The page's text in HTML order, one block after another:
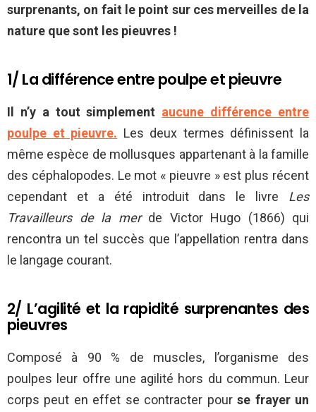
surprenants, on fait le point sur ces merveilles de la
nature que sont les pieuvres !
1/ La différence entre poulpe et pieuvre
Il n’y a tout simplement aucune différence entre
poulpe et pieuvre. Les deux termes définissent la
même espèce de mollusques appartenant à la famille
des céphalopodes. Le mot « pieuvre » est plus récent
cependant et a été introduit dans le livre Les
Travailleurs de la mer de Victor Hugo (1866) qui
rencontra un tel succès que l’appellation rentra dans
le langage courant.
2/ L’agilité et la rapidité surprenantes des
pieuvres
Composé à 90 % de muscles, l’organisme des
poulpes leur offre une agilité hors du commun. Leur
corps peut en effet se contracter pourse frayer un